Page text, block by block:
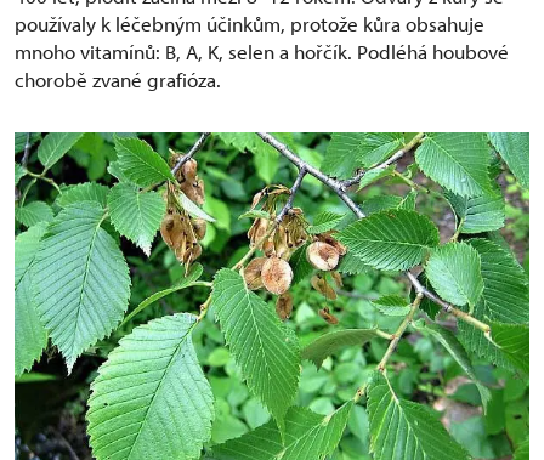
používaly k léčebným účinkům, protože kůra obsahuje
mnoho vitamínů: B, A, K, selen a hořčík. Podléhá houbové
chorobě zvané grafióza.